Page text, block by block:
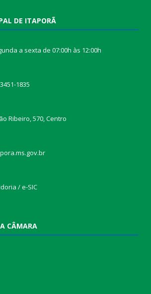
DE ITAPORÃ
a sexta de 07:00h às 12:00h
1835
Ribeiro, 570, Centro
/ e-SIC
CÂMARA